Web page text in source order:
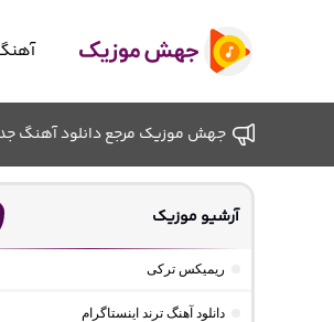
جهش موزیک مرجع دانلود آهنگ
آرشیو موزیک
ریمیکس ترکی
دانلود آهنگ ترند اینستاگرام